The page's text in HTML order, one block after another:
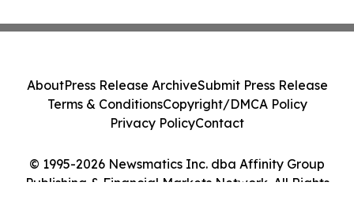
© 1995-2026 Newsmatics Inc. dba Affinity Group
Publishing & Financial Markets Network. All Rights
AboutPress Release ArchiveSubmit Press Release
Terms & ConditionsCopyright/DMCA Policy
Privacy PolicyContact